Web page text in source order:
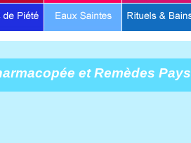
et Remèdes Pays